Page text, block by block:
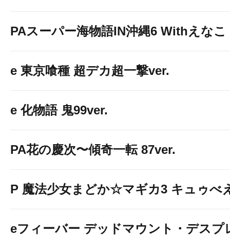
PAスーパー海物語IN沖縄6 Withえなこ
e 東京喰種 超デカ超一撃ver.
e 化物語 鬼99ver.
PA花の慶次〜傾奇一転 87ver.
P 魔法少女まどか☆マギカ3 キュゥべ
eフィーバー デッドマウント・デスプ